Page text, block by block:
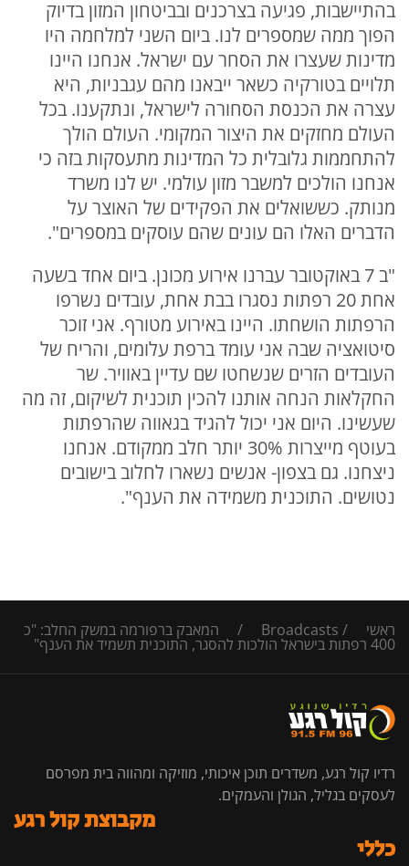
בהתיישבות, פגיעה בצרכנים ובביטחון המזון בדיוק
הפוך ממה שמספרים לנו. ביום השני למלחמה היו
מדינות שעצרו את הסחר עם ישראל. אנחנו היינו
תלויים בטורקיה כשאר ייבאנו מהם עגבניות, היא
עצרה את הכנסת הסחורה לישראל, ונתקענו. בכל
העולם מחזקים את היצור המקומי. העולם הולך
להתחממות גלובלית כל המדינות מתעסקות בזה כי
אנחנו הולכים למשבר מזון עולמי. יש לנו משרד
מנותק. כששואלים את הפקידים של האוצר על
הדברים האלו הם עונים שהם עוסקים במספרים".
"ב 7 באוקטובר עברנו אירוע מכונן. ביום אחד בשעה
אחת 20 רפתות נסגרו בבת אחת, עובדים נשרפו
הרפתות הושחתו. היינו באירוע מטורף. אני זוכר
סיטואציה שבה אני עומד ברפת עלומים, והריח של
העובדים הזרים שנשחטו שם עדיין באוויר. שר
החקלאות הנחה אותנו להכין תוכנית לשיקום, זה מה
שעשינו. היום אני יכול להגיד בגאווה שהרפתות
בעוטף מייצרות 30% יותר חלב ממקודם. אנחנו
ניצחנו. גם בצפון- אנשים נשארו לחלוב בישובים
נטושים. התוכנית משמידה את הענף".
ראשי /
Broadcasts
/ המאבק ברפורמה במשק החלב: "כ
400 רפתות בישראל הולכות להסגר, התוכנית תשמיד את הענף"
רדיו קול רגע, משדרים תוכן איכותי, מוזיקה ומהווה בית מפרסם
לעסקים בגליל, הגולן והעמקים.
כללי
מקבוצת קול רגע